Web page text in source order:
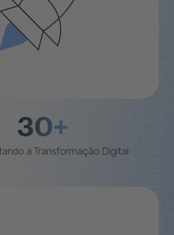
30+
a Transformação Digital